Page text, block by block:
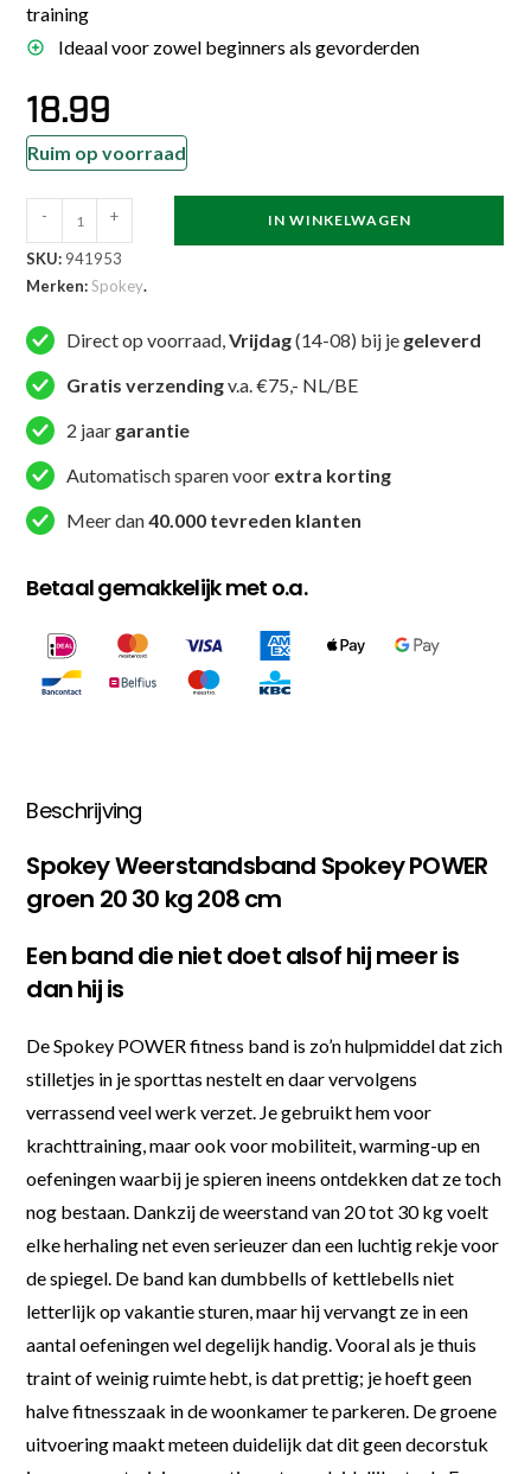
training
Ideaal voor zowel beginners als gevorderden
18.99
Ruim op voorraad
Spokey
Power
Weerstandsband
Groen
20
tot
30
kg
-
208
aantal
- + IN WINKELWAGEN
SKU: 941953
Merken:Spokey.
Direct op voorraad,Vrijdag(14-08) bij je geleverd
Gratis verzendingv.a. €75,- NL/BE
2 jaar garantie
Automatisch sparen voor extra korting
Meer dan40.000 tevreden klanten
Betaal gemakkelijk met o.a.
Beschrijving
Spokey Weerstandsband Spokey POWER
groen 20 30 kg 208 cm
Een band die niet doet alsof hij meer is
dan hij is
De Spokey POWER fitness band is zo’n hulpmiddel dat zich
stilletjes in je sporttas nestelt en daar vervolgens
verrassend veel werk verzet. Je gebruikt hem voor
krachttraining, maar ook voor mobiliteit, warming-up en
oefeningen waarbij je spieren ineens ontdekken dat ze toch
nog bestaan. Dankzij de weerstand van 20 tot 30 kg voelt
elke herhaling net even serieuzer dan een luchtig rekje voor
de spiegel. De band kan dumbbells of kettlebells niet
letterlijk op vakantie sturen, maar hij vervangt ze in een
aantal oefeningen wel degelijk handig. Vooral als je thuis
traint of weinig ruimte hebt, is dat prettig; je hoeft geen
halve fitnesszaak in de woonkamer te parkeren. De groene
uitvoering maakt meteen duidelijk dat dit geen decorstuk